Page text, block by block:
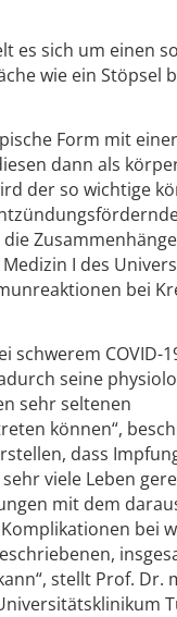
es sich um einen
wie ein Stöpsel
Form mit
dann als
der so wichtige
I des
bei
schwerem COVID-
seine
sehr seltenen
können“,
dass
viele Leben
mit dem
bei
stellt Prof. Dr.